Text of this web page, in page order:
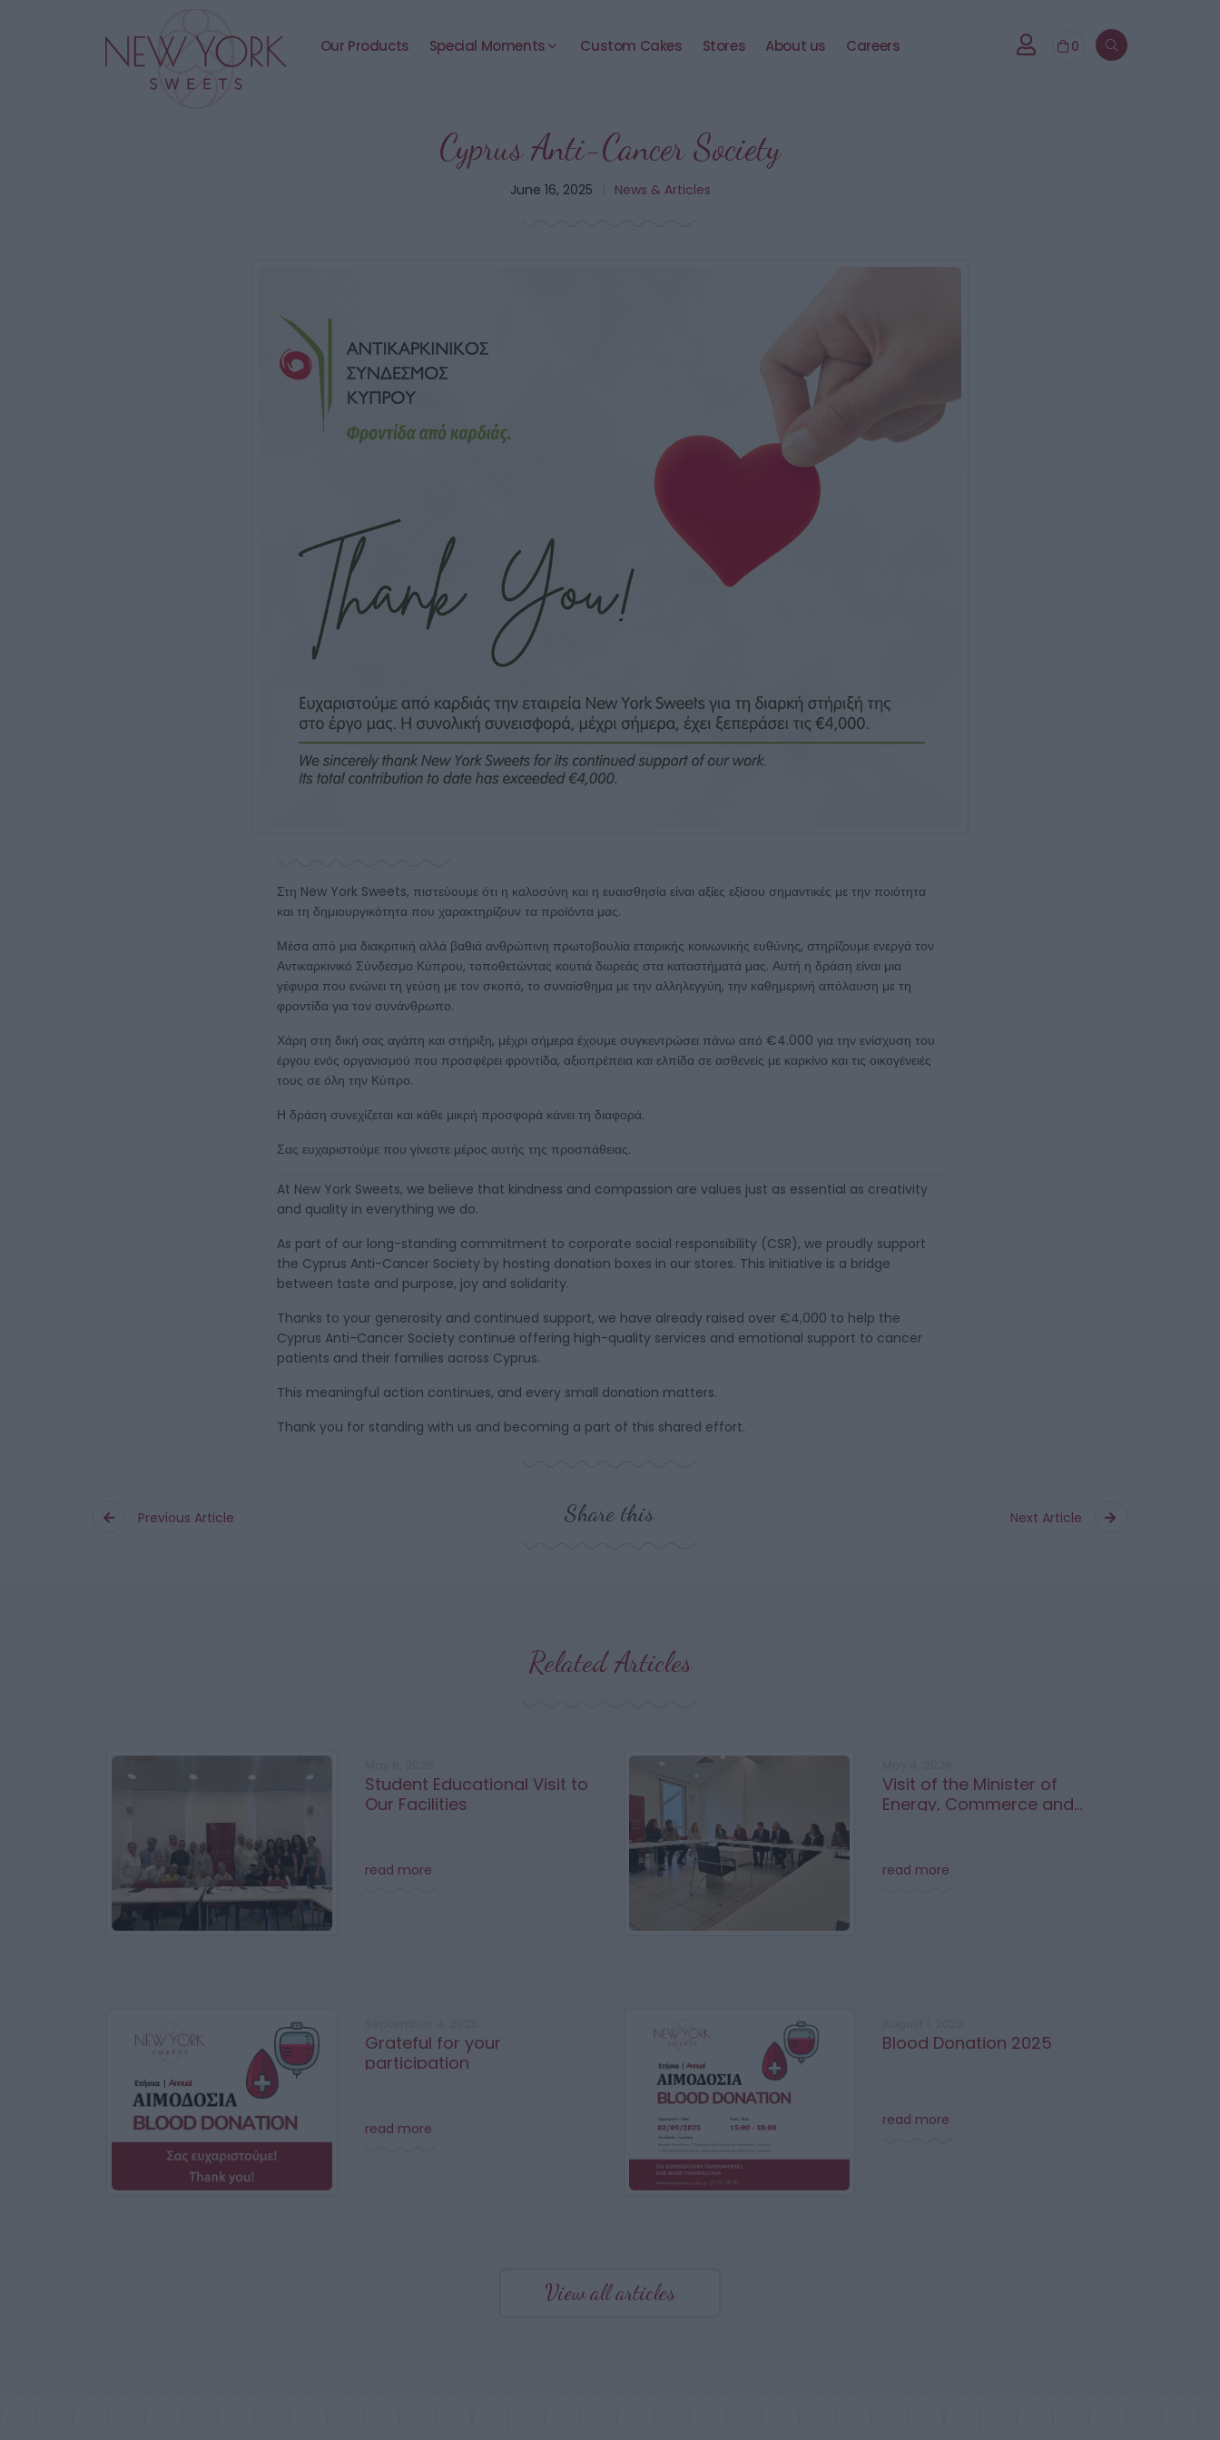
Our Products Special Moments Custom Cakes Stores About us Careers 0
Cyprus Anti-Cancer Society
June 16, 2025 News & Articles
Στη New York Sweets, πιστεύουμε ότι η καλοσύνη και η ευαισθησία είναι αξίες εξίσου σημαντικές με την ποιότητα
και τη δημιουργικότητα που χαρακτηρίζουν τα προϊόντα μας.
Μέσα από μια διακριτική αλλά βαθιά ανθρώπινη πρωτοβουλία εταιρικής κοινωνικής ευθύνης, στηρίζουμε ενεργά τον
Αντικαρκινικό Σύνδεσμο Κύπρου, τοποθετώντας κουτιά δωρεάς στα καταστήματά μας. Αυτή η δράση είναι μια
γέφυρα που ενώνει τη γεύση με τον σκοπό, το συναίσθημα με την αλληλεγγύη, την καθημερινή απόλαυση με τη
φροντίδα για τον συνάνθρωπο.
Χάρη στη δική σας αγάπη και στήριξη, μέχρι σήμερα έχουμε συγκεντρώσει πάνω από €4.000 για την ενίσχυση του
έργου ενός οργανισμού που προσφέρει φροντίδα, αξιοπρέπεια και ελπίδα σε ασθενείς με καρκίνο και τις οικογένειές
τους σε όλη την Κύπρο.
Η δράση συνεχίζεται και κάθε μικρή προσφορά κάνει τη διαφορά.
Σας ευχαριστούμε που γίνεστε μέρος αυτής της προσπάθειας.
At New York Sweets, we believe that kindness and compassion are values just as essential as creativity
and quality in everything we do.
As part of our long-standing commitment to corporate social responsibility (CSR), we proudly support
the Cyprus Anti-Cancer Society by hosting donation boxes in our stores. This initiative is a bridge
between taste and purpose, joy and solidarity.
Thanks to your generosity and continued support, we have already raised over €4,000 to help the
Cyprus Anti-Cancer Society continue offering high-quality services and emotional support to cancer
patients and their families across Cyprus.
This meaningful action continues, and every small donation matters.
Thank you for standing with us and becoming a part of this shared effort.
Previous Article Share this Next Article
Related Articles
Student Educational Visit to
Our Facilities
read more
Visit of the Minister of
Energy, Commerce and
read more
Grateful for your
participation
read more
Blood Donation 2025
read more
View all articles